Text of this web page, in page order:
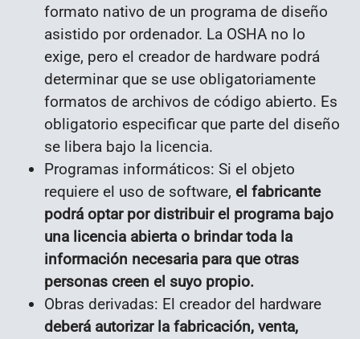
formato nativo de un programa de diseño
asistido por ordenador. La OSHA no lo
exige, pero el creador de hardware podrá
determinar que se use obligatoriamente
formatos de archivos de código abierto. Es
obligatorio especificar que parte del diseño
se libera bajo la licencia.
Programas informáticos: Si el objeto
requiere el uso de software, el fabricante
podrá optar por distribuir el programa bajo
una licencia abierta o brindar toda la
información necesaria para que otras
personas creen el suyo propio.
Obras derivadas: El creador del hardware
deberá autorizar la fabricación, venta,